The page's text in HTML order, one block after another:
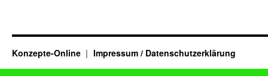
Konzepte-Online Impressum / Datenschutzerklärung